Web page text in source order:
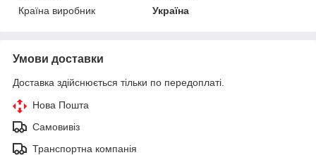
Країна виробник
Україна
Умови доставки
Доставка здійснюється тільки по передоплаті.
Нова Пошта
Самовивіз
Транспортна компанія